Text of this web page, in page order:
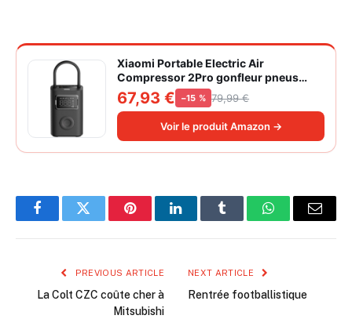
Xiaomi Portable Electric Air
Compressor 2Pro gonfleur pneus
voiture | ±1PSI Contrôle pression
pneus, 45s gonflage rapide, batterie
longue durée, avec éclairage, grand
cylindre à air 27 mm
67,93 € −15 % 79,99 €
Voir le produit Amazon →
FacebookTwitter PinterestLinkedInTumblr WhatsAppEmail
PREVIOUS ARTICLE
La Colt CZC coûte cher à
Mitsubishi
NEXT ARTICLE
Rentrée footballistique